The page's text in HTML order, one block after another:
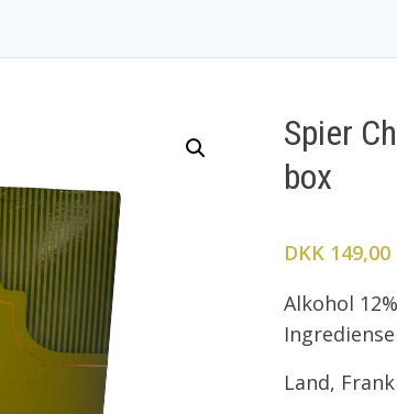
Spier
box
DKK 149,00
Alkohol 12%
Land,